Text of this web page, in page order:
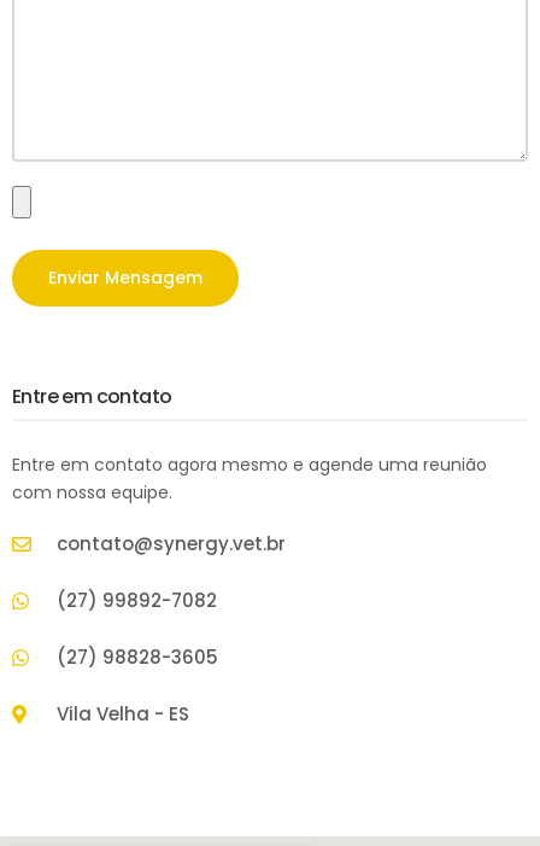
Enviar Mensagem
Entre em contato
Entre em contato agora mesmo e agende uma reunião
com nossa equipe.
contato@synergy.vet.br
(27) 99892-7082
(27) 98828-3605
Vila Velha - ES